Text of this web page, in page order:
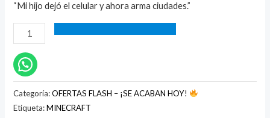
“Mi hijo dejó el celular y ahora arma ciudades.”
Categoría:OFERTAS FLASH – ¡SE ACABAN HOY!
Etiqueta:MINECRAFT